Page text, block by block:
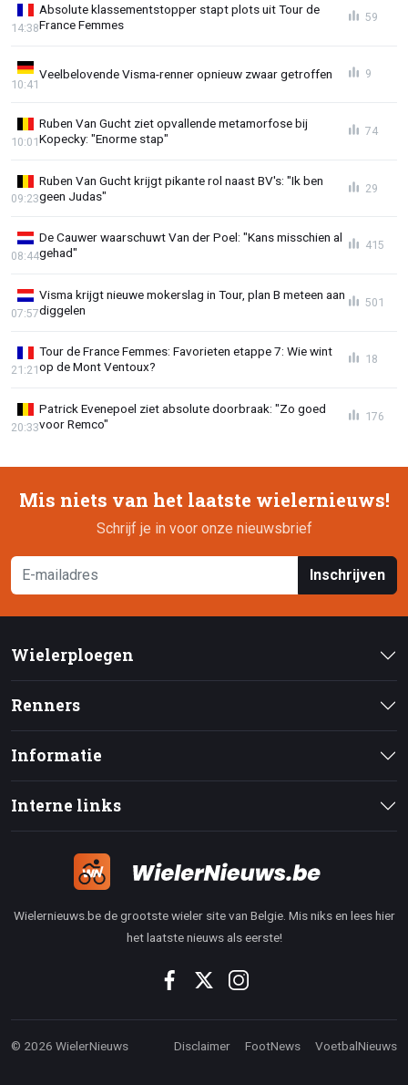
Absolute klassementstopper stapt plots uit Tour de
France Femmes
14:38
59
Veelbelovende Visma-renner opnieuw zwaar getroffen
10:41
9
Ruben Van Gucht ziet opvallende metamorfose bij
Kopecky: "Enorme stap"
10:01
74
Ruben Van Gucht krijgt pikante rol naast BV's: "Ik ben
geen Judas"
09:23
29
De Cauwer waarschuwt Van der Poel: "Kans misschien al
gehad"
08:44
415
Visma krijgt nieuwe mokerslag in Tour, plan B meteen aan
diggelen
07:57
501
Tour de France Femmes: Favorieten etappe 7: Wie wint
op de Mont Ventoux?
21:21
18
Patrick Evenepoel ziet absolute doorbraak: "Zo goed
voor Remco"
20:33
176
Mis niets van het laatste wielernieuws!
Schrijf je in voor onze nieuwsbrief
Inschrijven
Wielerploegen
Renners
Informatie
Interne links
Wielernieuws.be de grootste wieler site van Belgie. Mis niks en lees hier
het laatste nieuws als eerste!
© 2026 WielerNieuws Disclaimer FootNews VoetbalNieuws